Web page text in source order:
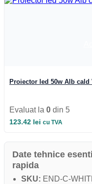
Proiector led 50w Alb cald
Evaluat la 0 din 5
123.42 lei cu TVA
Date tehnice
rapida
SKU: END-C-